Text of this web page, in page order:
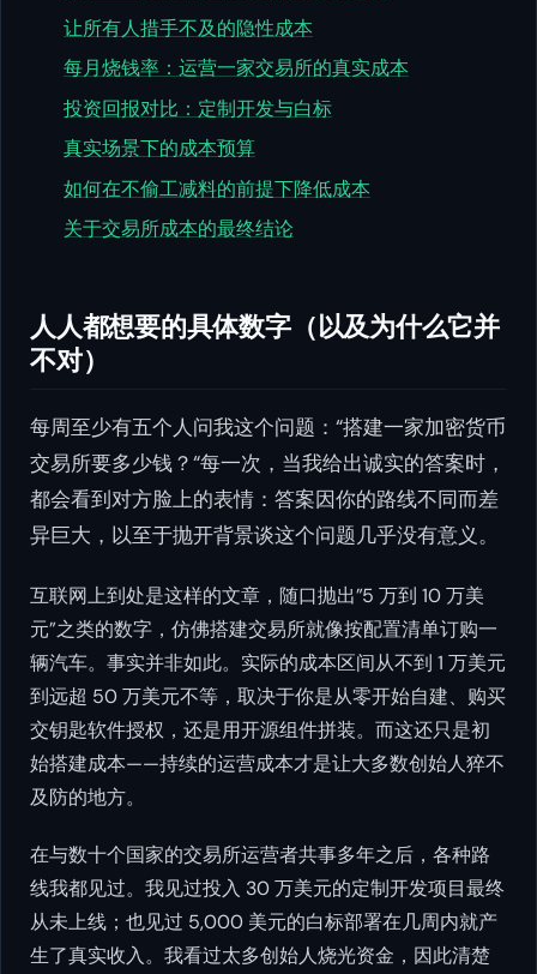
让所有人措手不及的隐性成本
每月烧钱率：运营一家交易所的真实成本
投资回报对比：定制开发与白标
真实场景下的成本预算
如何在不偷工减料的前提下降低成本
关于交易所成本的最终结论
人人都想要的具体数字（以及为什么它并
不对）
每周至少有五个人问我这个问题：“搭建一家加密货币
交易所要多少钱？“每一次，当我给出诚实的答案时，
都会看到对方脸上的表情：答案因你的路线不同而差
异巨大，以至于抛开背景谈这个问题几乎没有意义。
互联网上到处是这样的文章，随口抛出”5 万到 10 万美
元”之类的数字，仿佛搭建交易所就像按配置清单订购一
辆汽车。事实并非如此。实际的成本区间从不到 1 万美元
到远超 50 万美元不等，取决于你是从零开始自建、购买
交钥匙软件授权，还是用开源组件拼装。而这还只是初
始搭建成本——持续的运营成本才是让大多数创始人猝不
及防的地方。
在与数十个国家的交易所运营者共事多年之后，各种路
线我都见过。我见过投入 30 万美元的定制开发项目最终
从未上线；也见过 5,000 美元的白标部署在几周内就产
生了真实收入。我看过太多创始人烧光资金，因此清楚